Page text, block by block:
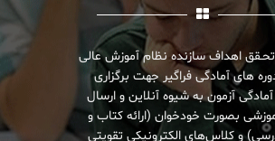
اهداف سازنده نظام آموزش عالی
های آمادگی فراگیر جهت برگزاری
آزمون به شیوه آنلاین و ارسال
بصورت خودخوان (ارائه کتاب و
و کلاس‌های الکترونیکی تقویتی